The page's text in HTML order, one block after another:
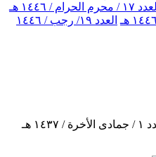
العدد ١٧ / محرم الحرام / ١٤٤٦ هـ
العدد ١٩/ رجب / ١٤٤٦
/ ١٤٣٧ هـ